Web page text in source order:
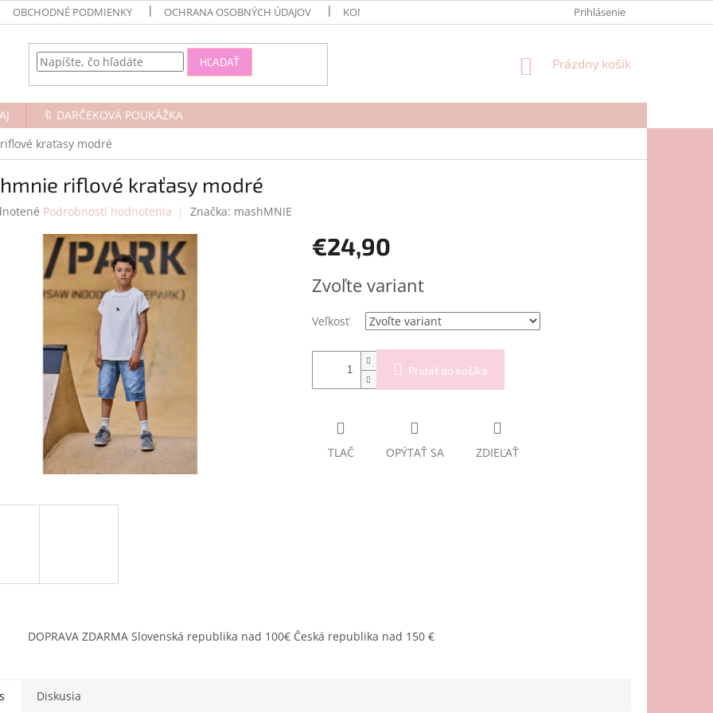
OBCHODNÉ PODMIENKY OCHRANA OSOBNÝCH ÚDAJOV KONTAKTY Prihlásenie
HĽADAŤ
NÁKUPNÝ
Prázdny košík
🔖 DARČEKOVÁ POUKÁŽKA
kraťasy modré
riflové kraťasy modré
Podrobnosti hodnotenia Značka: mashMNIE
€24,90
cena:
Zvoľte variant
Veľkosť
Pridať do košíka
TLAČ OPÝTAŤ SA ZDIEĽAŤ
DOPRAVA ZDARMA Slovenská republika nad 100€ Česká republika nad 150 €
Diskusia